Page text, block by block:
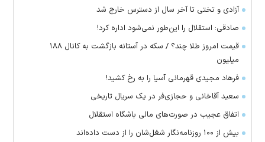
آزادی و تختی تا آخر سال از دسترس خارج شد
صادقی: استقلال را این‌طور نمی‌شود اداره کرد!
قیمت امروز طلا چند؟ / سکه در آستانه بازگشت به کانال ۱۸۸
میلیون
فرهاد مجیدی قهرمانی آسیا را به رخ کشید!
سعید آقاخانی و حجازی‌فر در یک سریال تاریخی
اتفاق عجیب در صورت‌های مالی باشگاه استقلال
بیش از ۱۰۰ روزنامه‌نگار شغل‌شان را از دست داده‌اند